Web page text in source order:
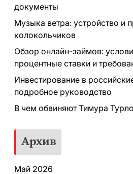
документы
Музыка ветра: устройство и
колокольчиков
Обзор онлайн-займов:
процентные ставки и
Инвестирование в
подробное руководство
В чем обвиняют Тимура
Архив
Май 2026